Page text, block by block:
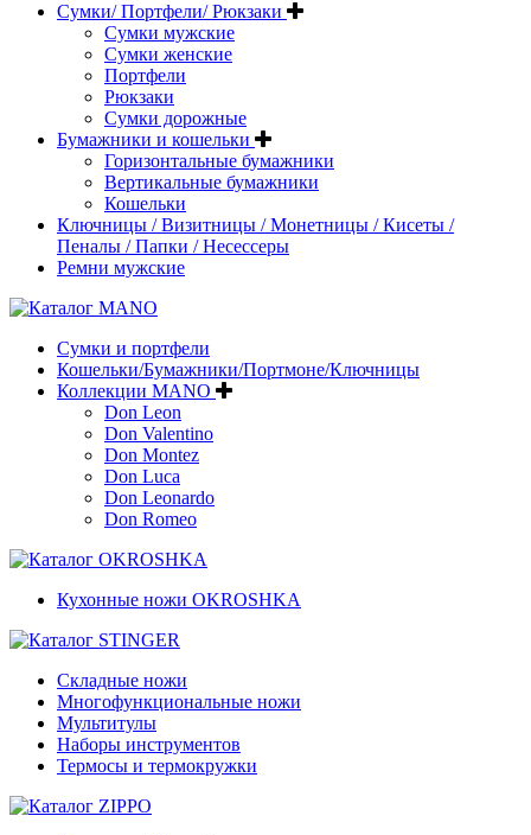
Сумки/ Портфели/ Рюкзаки
Сумки мужские
Сумки женские
Портфели
Рюкзаки
Сумки дорожные
Бумажники и кошельки
Горизонтальные бумажники
Вертикальные бумажники
Кошельки
Ключницы / Визитницы / Монетницы / Кисеты /
Пеналы / Папки / Несессеры
Ремни мужские
Сумки и портфели
Кошельки/Бумажники/Портмоне/Ключницы
Коллекции MANO
Don Leon
Don Valentino
Don Montez
Don Luca
Don Leonardo
Don Romeo
Кухонные ножи OKROSHKA
Складные ножи
Многофункциональные ножи
Мультитулы
Наборы инструментов
Термосы и термокружки